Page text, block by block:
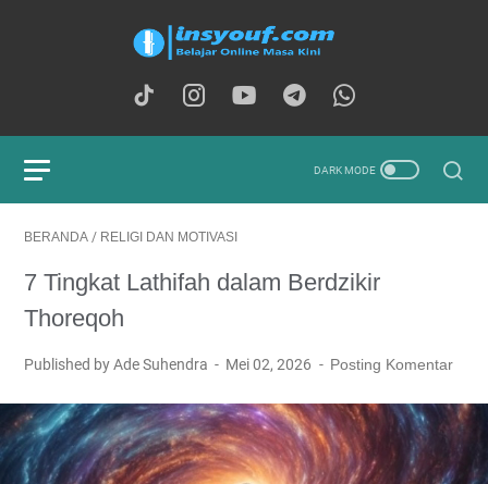
BERANDA / RELIGI DAN MOTIVASI
7 Tingkat Lathifah dalam Berdzikir
Thoreqoh
Published by Ade Suhendra Mei 02, 2026 Posting Komentar